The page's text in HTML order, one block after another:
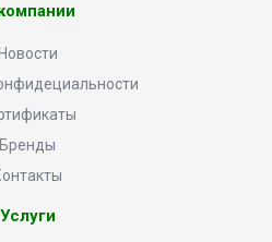
Новости
Бренды
Услуги